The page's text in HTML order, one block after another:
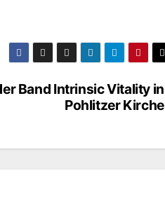
Band Intrinsic Vitality in
Pohlitzer Kirche